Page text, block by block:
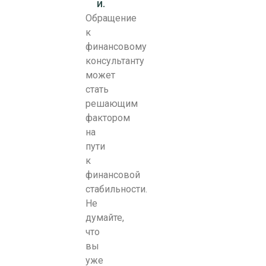
и.
Обращение
к
финансовому
консультанту
может
стать
решающим
фактором
на
пути
к
финансовой
стабильности.
Не
думайте,
что
вы
уже